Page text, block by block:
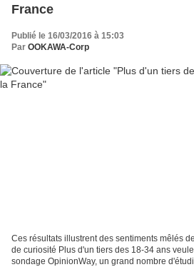
France
Publié le 16/03/2016 à 15:03
Par OOKAWA-Corp
Ces résultats illustrent des sentiments mêlés
de curiosité Plus d'un tiers des 18-34 ans
sondage OpinionWay, un grand nombre